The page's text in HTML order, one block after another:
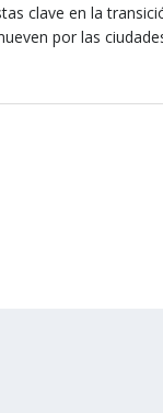
clave en la
por las